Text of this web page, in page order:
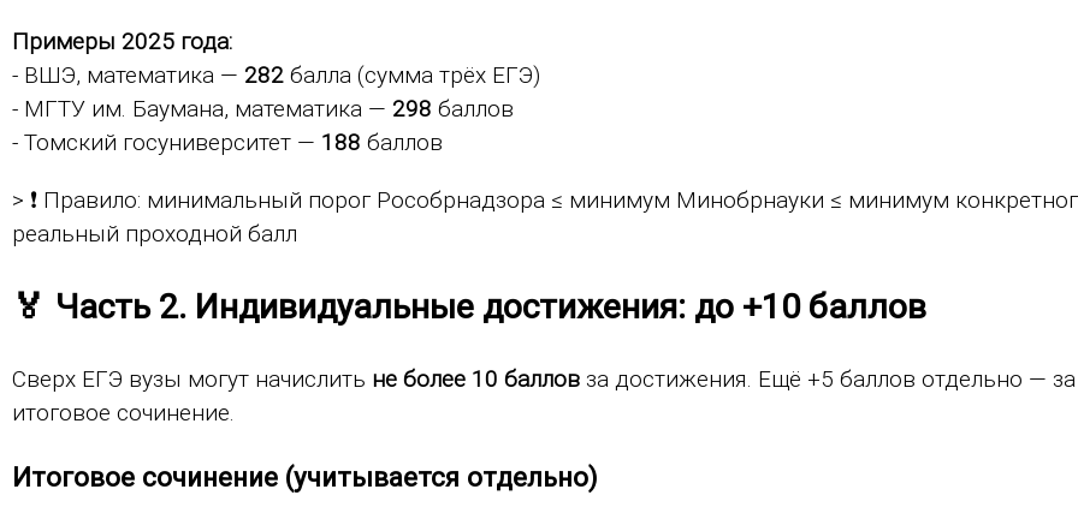
Примеры 2025 года:
- ВШЭ, математика — 282 балла (сумма трёх ЕГЭ)
- МГТУ им. Баумана, математика — 298 баллов
- Томский госуниверситет — 188 баллов
> ❗ Правило: минимальный порог Рособрнадзора ≤ минимум Минобрнауки ≤ минимум
реальный проходной балл
🏅 Часть 2. Индивидуальные достижения: до +10 баллов
Сверх ЕГЭ вузы могут начислить не более 10 баллов за достижения. Ещё +5 баллов отдельно — за
итоговое сочинение.
Итоговое сочинение (учитывается отдельно)